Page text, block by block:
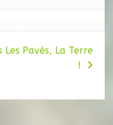
Les Pavés, La Terre
!